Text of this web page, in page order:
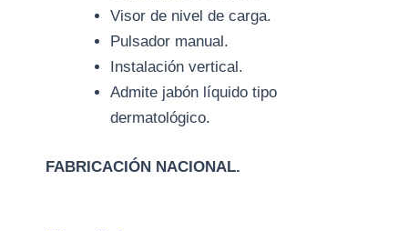
Visor de nivel de carga.
Pulsador manual.
Instalación vertical.
Admite jabón líquido tipo
dermatológico.
FABRICACIÓN NACIONAL.